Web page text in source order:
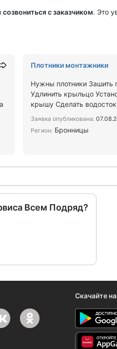
созвониться с заказчиком. Это
Плотники монтажники
Нужны плотники Зашить
Удлинить крыльцо
крышу Сделать
Заявка опубликована:
Регион:Бронницы
Всем Подряд?
Скачайте